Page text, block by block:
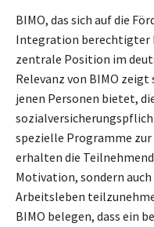
BIMO, das sich auf die
Integration berechtigter
zentrale Position im
Relevanz von BIMO
jenen Personen bietet,
spezielle Programme
erhalten die
Motivation, sondern
Arbeitsleben
BIMO belegen, dass ein